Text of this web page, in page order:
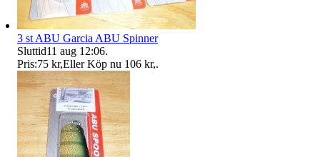
3 st ABU Garcia ABU Spinner
Sluttid11 aug 12:06.
Pris:75 kr,Eller Köp nu 106 kr,.